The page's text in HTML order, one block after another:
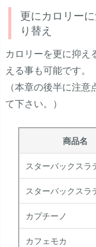
更にカロリー
り替え
カロリーを更に抑え
える事も可能です。
（本章の後半に注
て下さい。）
商品名
スターバックスラ
スターバックスラ
カプチーノ
カフェモカ